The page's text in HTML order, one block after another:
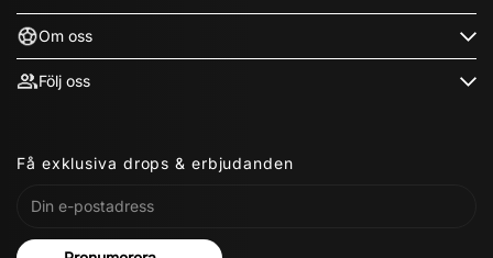
Om oss
Följ oss
Få exklusiva drops & erbjudanden